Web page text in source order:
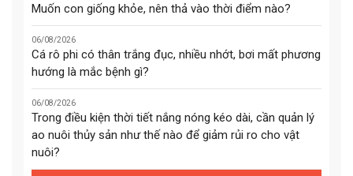
Muốn con giống khỏe, nên thả vào thời điểm nào?
06/08/2026
Cá rô phi có thân trắng đục, nhiều nhớt, bơi mất phương
hướng là mắc bệnh gì?
06/08/2026
Trong điều kiện thời tiết nắng nóng kéo dài, cần quản lý
ao nuôi thủy sản như thế nào để giảm rủi ro cho vật
nuôi?